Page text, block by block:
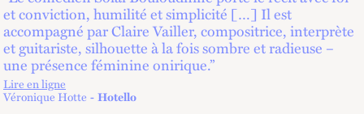
et conviction, humilité et simplicité […] Il est
accompagné par Claire Vailler, compositrice, interprète
et guitariste, silhouette à la fois sombre et radieuse –
une présence féminine onirique.”
Lire en ligne
Véronique Hotte
Hotello